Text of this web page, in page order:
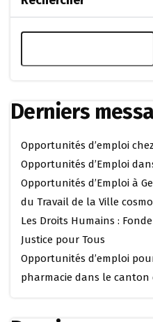
Derniers
Opportunités d’emploi
Opportunités d’Emploi
Opportunités d’Emploi à
du Travail de la Ville
Les Droits Humains :
Justice pour Tous
Opportunités d’emploi
pharmacie dans le canton